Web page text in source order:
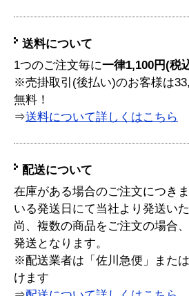
送料について
1つのご注文毎に一律1,100円(税
※売掛取引(後払い)のお客様は
無料！
⇒送料について詳しくはこちら
配送について
在庫がある場合のご注文につき
いる発送日にて当社より発送い
尚、複数の商品をご注文の場合
発送となります。
※配送業者は「佐川急便」また
けます